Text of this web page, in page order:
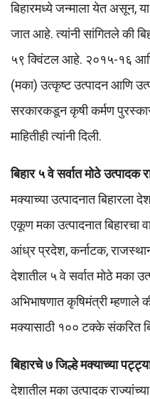
बिहारमध्ये जन्माला येत असून,
जात आहे. त्यांनी सांगितले की
५९ क्विंटल आहे. २०१५-१६
(मका) उत्कृष्ट उत्पादन आणि
सरकारकडून कृषी कर्मण
माहितीही त्यांनी दिली.
बिहार ५ वे सर्वात मोठे उत्पादक
मक्याच्या उत्पादनात बिहारला
एकूण मका उत्पादनात बिहारचा
आंध्र प्रदेश, कर्नाटक, राजस्थान
देशातील ५ वे सर्वात मोठे मका
अभिभाषणात कृषिमंत्री म्हणाले
मक्यासाठी १०० टक्के संकरित
बिहारचे ७ जिल्हे मक्याच्या
देशातील मका उत्पादक